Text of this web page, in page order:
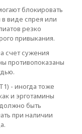
блокировать
виде спрея или
резко
привыкания.
счет сужения
противопоказаны
- иногда тоже
и эрготамины
быть
при наличии